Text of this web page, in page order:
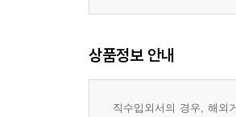
상품정보 안내
직수입외서의 경우, 해외